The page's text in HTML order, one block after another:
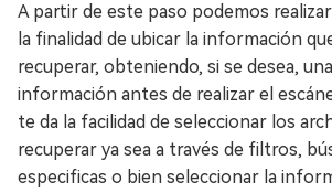
A partir de este paso podemos
la finalidad de ubicar la información
recuperar, obteniendo, si se desea,
información antes de realizar el
te da la facilidad de seleccionar los
recuperar ya sea a través de filtros,
especificas o bien seleccionar la